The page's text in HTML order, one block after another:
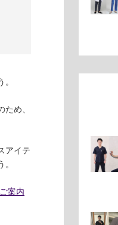
め、
アイテ
案内